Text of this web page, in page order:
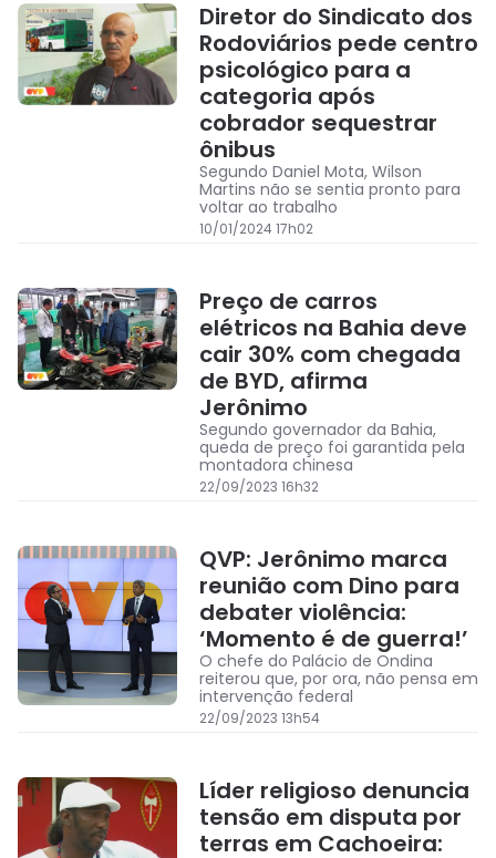
Diretor do Sindicato dos
Rodoviários pede centro
psicológico para a
categoria após
cobrador sequestrar
ônibus
Segundo Daniel Mota, Wilson
Martins não se sentia pronto para
voltar ao trabalho
10/01/2024 17h02
Preço de carros
elétricos na Bahia deve
cair 30% com chegada
de BYD, afirma
Jerônimo
Segundo governador da Bahia,
queda de preço foi garantida pela
montadora chinesa
22/09/2023 16h32
QVP: Jerônimo marca
reunião com Dino para
debater violência:
‘Momento é de guerra!’
O chefe do Palácio de Ondina
reiterou que, por ora, não pensa em
intervenção federal
22/09/2023 13h54
Líder religioso denuncia
tensão em disputa por
terras em Cachoeira: